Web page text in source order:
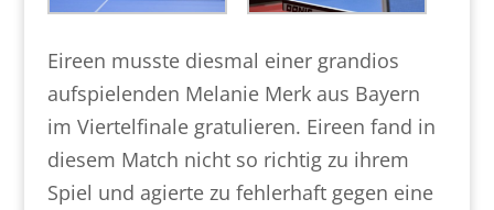
Eireen musste diesmal einer grandios
aufspielenden Melanie Merk aus Bayern
im Viertelfinale gratulieren. Eireen fand in
diesem Match nicht so richtig zu ihrem
Spiel und agierte zu fehlerhaft gegen eine